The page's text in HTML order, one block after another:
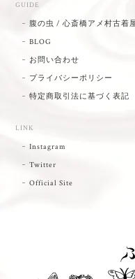
GUIDE
腹の虫 / 心斎橋アメ村古着
BLOG
お問い合わせ
プライバシーポリシー
特定商取引法に基づく表記
LINK
Instagram
Twitter
Official Site